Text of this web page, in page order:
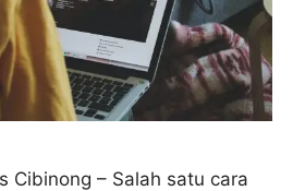
Cibinong – Salah satu cara